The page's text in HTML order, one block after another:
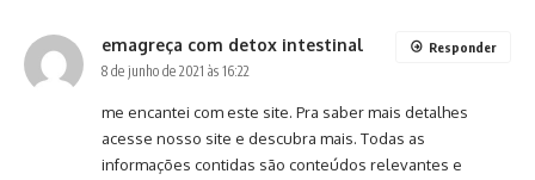
emagreça com detox intestinal
8 de junho de 2021 às 16:22
me encantei com este site. Pra saber mais detalhes
acesse nosso site e descubra mais. Todas as
informações contidas são conteúdos relevantes e
Responder